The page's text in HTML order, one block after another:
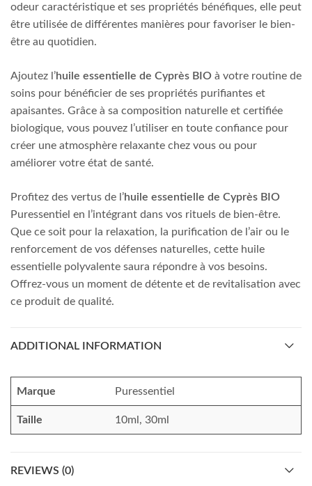
odeur caractéristique et ses propriétés bénéfiques, elle peut
être utilisée de différentes manières pour favoriser le bien-
être au quotidien.
Ajoutez l’huile essentielle de Cyprès BIO à votre routine de
soins pour bénéficier de ses propriétés purifiantes et
apaisantes. Grâce à sa composition naturelle et certifiée
biologique, vous pouvez l’utiliser en toute confiance pour
créer une atmosphère relaxante chez vous ou pour
améliorer votre état de santé.
Profitez des vertus de l’huile essentielle de Cyprès BIO
Puressentiel en l’intégrant dans vos rituels de bien-être.
Que ce soit pour la relaxation, la purification de l’air ou le
renforcement de vos défenses naturelles, cette huile
essentielle polyvalente saura répondre à vos besoins.
Offrez-vous un moment de détente et de revitalisation avec
ce produit de qualité.
ADDITIONAL INFORMATION
Marque Puressentiel
Taille 10ml, 30ml
REVIEWS (0)